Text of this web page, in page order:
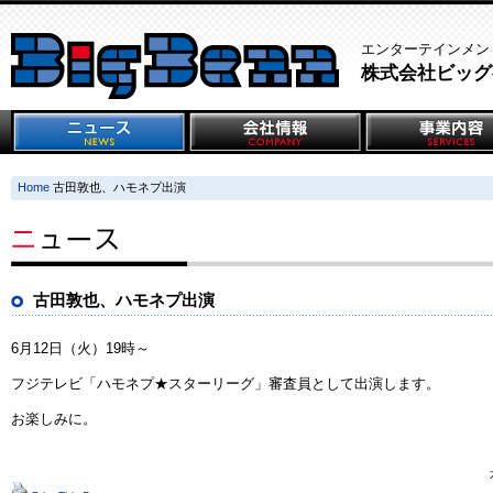
エンターテインメ
株式会社ビッ
Home 古田敦也、ハモネプ出演
古田敦也、ハモネプ出演
6月12日（火）19時～
フジテレビ「ハモネプ★スターリーグ」審査員として出演します。
お楽しみに。